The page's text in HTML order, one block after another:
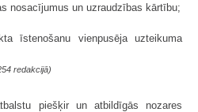
nosacījumus un uzraudzības kārtību;
īstenošanu vienpusēja uzteikuma
redakcijā)
piešķir un atbildīgās nozares